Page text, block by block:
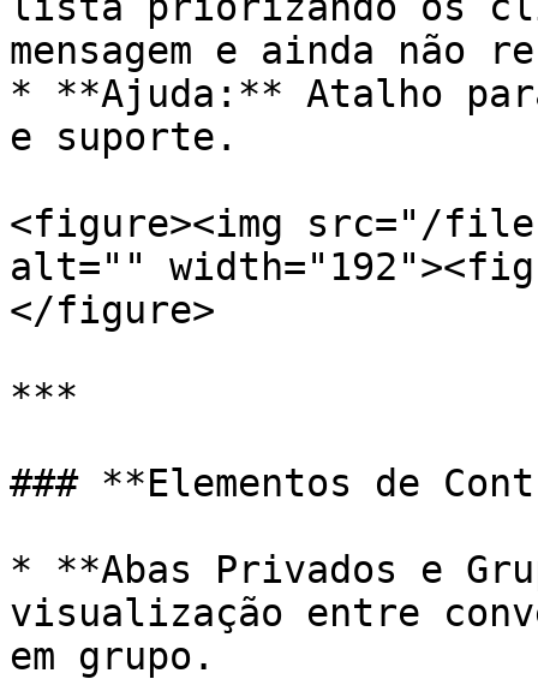
mensagem e ainda não
* **Ajuda:** Atalho
e suporte.
<figure><img src="/files/
alt=""
</figure>
***
### **Elementos de
* **Abas Privados e
visualização entre
em grupo.